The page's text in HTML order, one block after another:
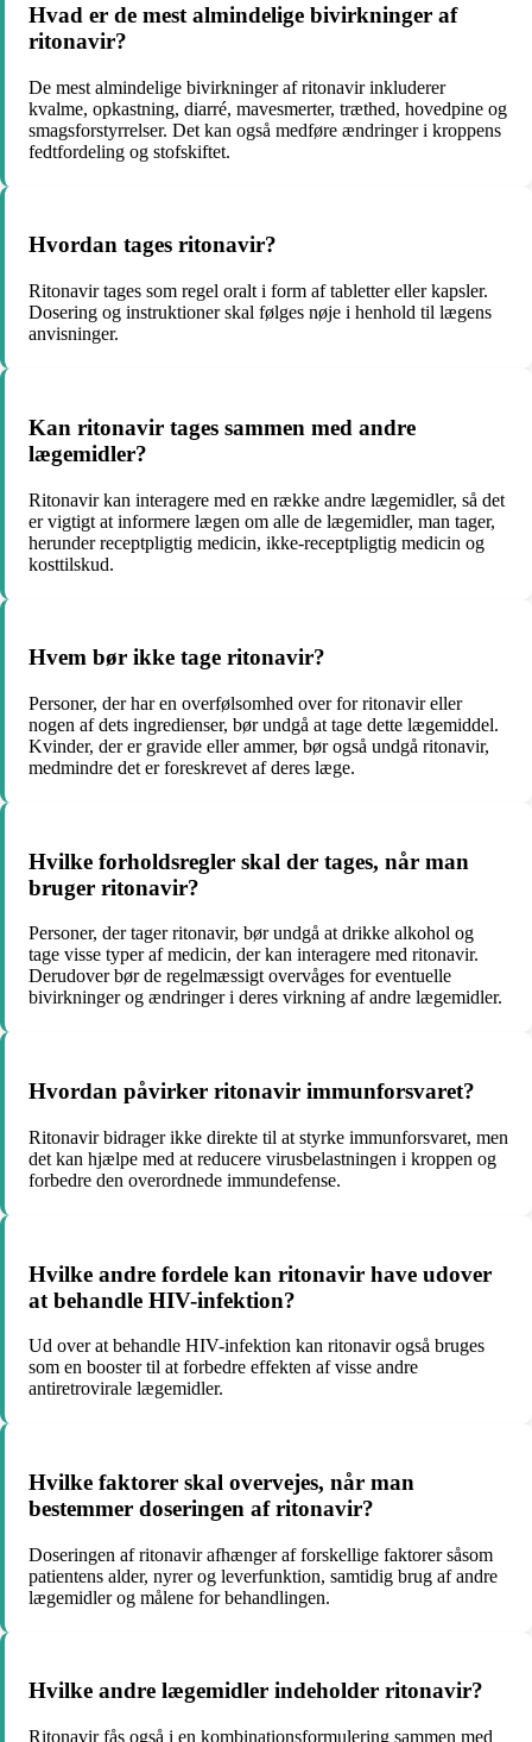
Hvad er de mest almindelige bivirkninger af
ritonavir?
De mest almindelige bivirkninger af ritonavir inkluderer
kvalme, opkastning, diarré, mavesmerter, træthed, hovedpine og
smagsforstyrrelser. Det kan også medføre ændringer i kroppens
fedtfordeling og stofskiftet.
Hvordan tages ritonavir?
Ritonavir tages som regel oralt i form af tabletter eller kapsler.
Dosering og instruktioner skal følges nøje i henhold til lægens
anvisninger.
Kan ritonavir tages sammen med andre
lægemidler?
Ritonavir kan interagere med en række andre lægemidler, så det
er vigtigt at informere lægen om alle de lægemidler, man tager,
herunder receptpligtig medicin, ikke-receptpligtig medicin og
kosttilskud.
Hvem bør ikke tage ritonavir?
Personer, der har en overfølsomhed over for ritonavir eller
nogen af ​​dets ingredienser, bør undgå at tage dette lægemiddel.
Kvinder, der er gravide eller ammer, bør også undgå ritonavir,
medmindre det er foreskrevet af deres læge.
Hvilke forholdsregler skal der tages, når man
bruger ritonavir?
Personer, der tager ritonavir, bør undgå at drikke alkohol og
tage visse typer af medicin, der kan interagere med ritonavir.
Derudover bør de regelmæssigt overvåges for eventuelle
bivirkninger og ændringer i deres virkning af andre lægemidler.
Hvordan påvirker ritonavir immunforsvaret?
Ritonavir bidrager ikke direkte til at styrke immunforsvaret, men
det kan hjælpe med at reducere virusbelastningen i kroppen og
forbedre den overordnede immundefense.
Hvilke andre fordele kan ritonavir have udover
at behandle HIV-infektion?
Ud over at behandle HIV-infektion kan ritonavir også bruges
som en booster til at forbedre effekten af ​​visse andre
antiretrovirale lægemidler.
Hvilke faktorer skal overvejes, når man
bestemmer doseringen af ritonavir?
Doseringen af ritonavir afhænger af forskellige faktorer såsom
patientens alder, nyrer og leverfunktion, samtidig brug af andre
lægemidler og målene for behandlingen.
Hvilke andre lægemidler indeholder ritonavir?
Ritonavir fås også i en kombinationsformulering sammen med